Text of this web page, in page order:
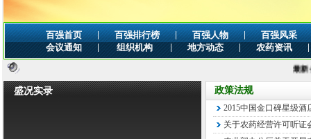
百强首页 | 百强排行榜 | 百强人物 |
百强风采
会议通知
| 组织机构 | 地方动态 | 农药资讯 |
最新公告：
盛况实录 政策法规
2015中国金口碑星级酒
关于农药经营许可听证